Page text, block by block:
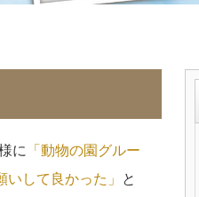
に
「動物の園グルー
いして良かった」
と